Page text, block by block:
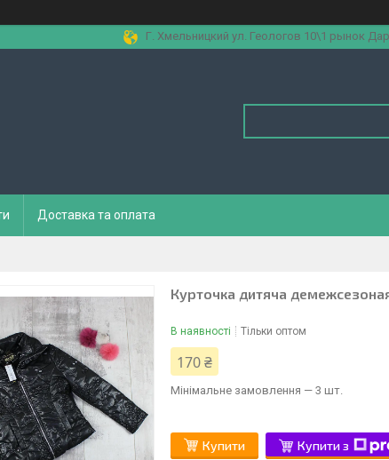
Г. Хмельницкий ул. Геологов 10\1 рынок
Доставка та оплата
Курточка дитяча
В наявності Тільки оптом
170 ₴
Мінімальне замовлення — 3 шт.
Купити Купити з